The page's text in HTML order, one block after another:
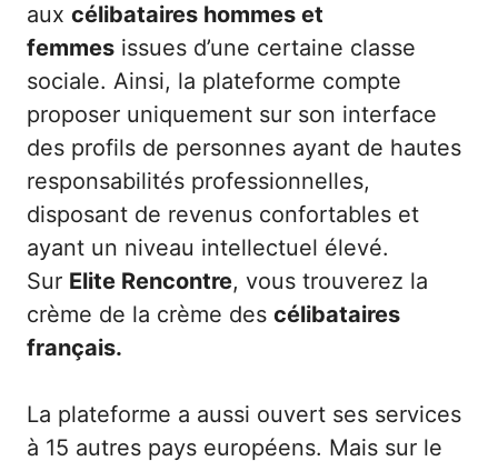
aux célibataires hommes et
femmes issues d’une certaine classe
sociale. Ainsi, la plateforme compte
proposer uniquement sur son interface
des profils de personnes ayant de hautes
responsabilités professionnelles,
disposant de revenus confortables et
ayant un niveau intellectuel élevé.
Sur Elite Rencontre, vous trouverez la
crème de la crème des célibataires
français.
La plateforme a aussi ouvert ses services
à 15 autres pays européens. Mais sur le